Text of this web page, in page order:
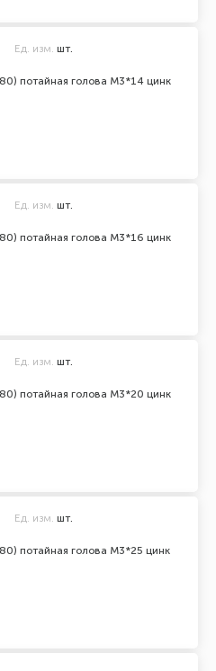
потайная голова М3*14 цинк
Ед. изм. шт.
потайная голова М3*16 цинк
Ед. изм. шт.
потайная голова М3*20 цинк
Ед. изм. шт.
потайная голова М3*25 цинк
Ед. изм. шт.